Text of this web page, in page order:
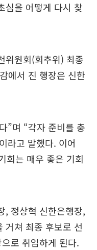
심을 어떻게 다시 찾
위원회(회추위) 최종
에서 진 행장은 신한
”며 “각자 준비를 충
라고 말했다. 이어
회는 매우 좋은 기회
, 정상혁 신한은행장,
거쳐 최종 후보로 선
로 취임하게 된다.